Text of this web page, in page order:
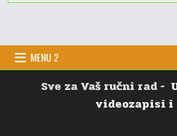
MENU 2
Sve za Vaš ručni rad-
videozapisi i